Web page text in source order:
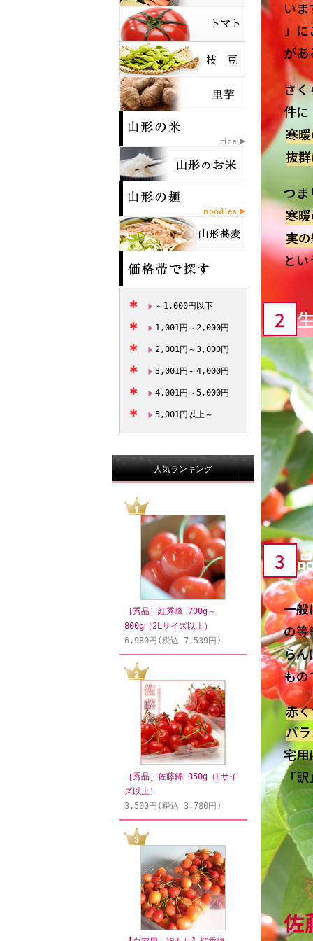
～1,000円以下
1,001円～2,000円
2,001円～3,000円
3,001円～4,000円
4,001円～5,000円
5,001円以上～
人気ランキング
［秀品］紅秀峰 700g～
800g（2Lサイズ以上）
6,980円(税込 7,539円)
［秀品］佐藤錦 350g（Lサイ
ズ以上）
3,500円(税込 3,780円)
い
」
があ
さ
件に
寒
抜
つま
寒
実
とい
2
3
一般
の等
らん
もの
赤
バ
宅用
「訳
佐